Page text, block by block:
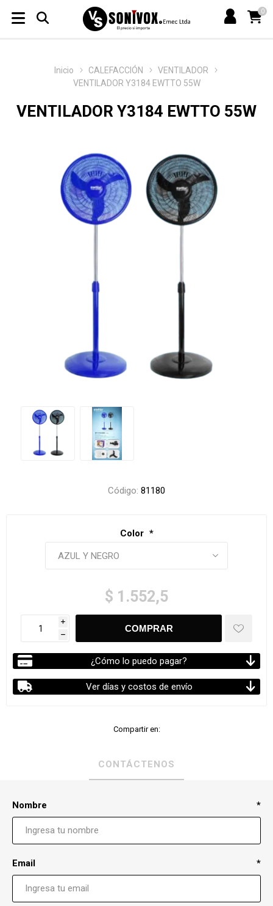
0
Inicio CALEFACCIÓN
VENTILADOR
VENTILADOR Y3184 EWTTO 55W
VENTILADOR Y3184 EWTTO 55W
Código: 81180
Color *
$ 1.552,5
i
h
¿Cómo lo puedo pagar?
Ver días y costos de envío
Compartir en:
CONTÁCTENOS
Nombre *
Email *